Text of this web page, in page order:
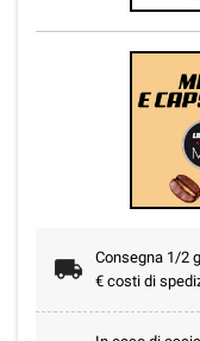
Consegna 1/2
€ costi di